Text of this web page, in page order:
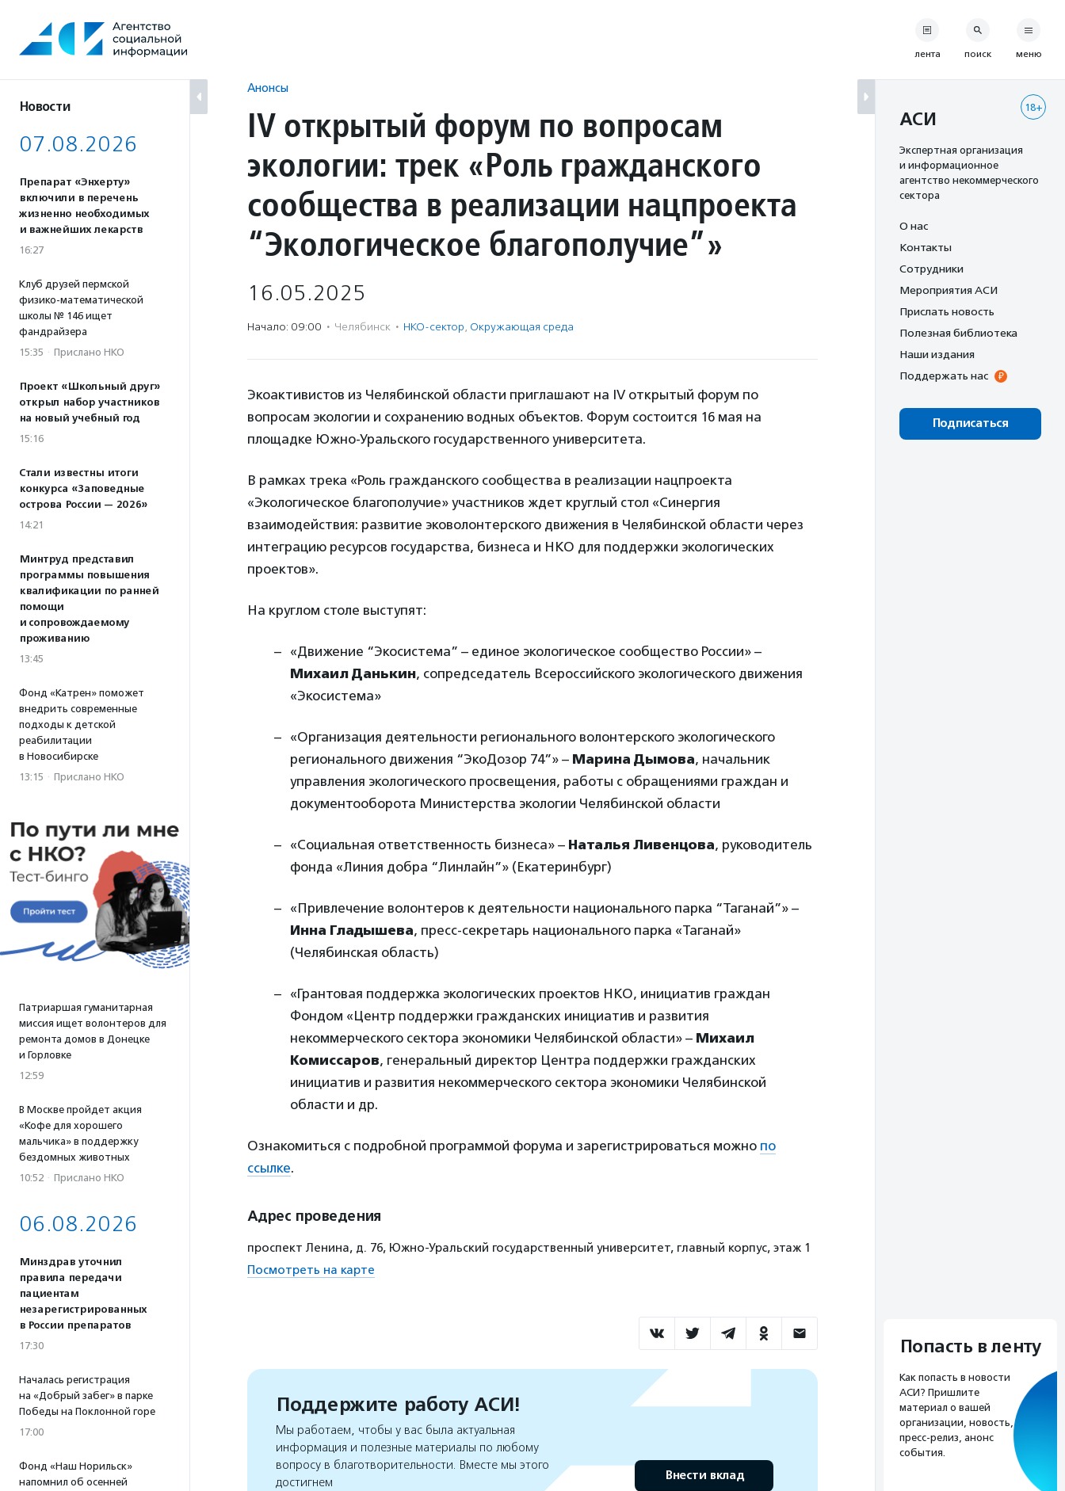
содержанию
Новости
07.08.2026
Препарат «Энхерту»
включили в перечень
жизненно необходимых
и важнейших лекарств
16:27
Клуб друзей пермской
физико-математической
школы № 146 ищет
фандрайзера
15:35 · Прислано НКО
Проект «Школьный друг»
открыл набор участников
на новый учебный год
15:16
Стали известны итоги
конкурса «Заповедные
острова России — 2026»
14:21
Минтруд представил
программы повышения
квалификации по ранней
помощи
и сопровождаемому
проживанию
13:45
Фонд «Катрен» поможет
внедрить современные
подходы к детской
реабилитации
в Новосибирске
13:15 · Прислано НКО
Патриаршая гуманитарная
миссия ищет волонтеров для
ремонта домов в Донецке
и Горловке
12:59
В Москве пройдет акция
«Кофе для хорошего
мальчика» в поддержку
бездомных животных
10:52 · Прислано НКО
06.08.2026
Минздрав уточнил
правила передачи
пациентам
незарегистрированных
в России препаратов
17:30
Началась регистрация
на «Добрый забег» в парке
Победы на Поклонной горе
17:00
Фонд «Наш Норильск»
напомнил об осенней
Анонсы
IV открытый форум по вопросам
экологии: трек «Роль гражданского
сообщества в реализации нацпроекта
“Экологическое благополучие”»
16.05.2025
Начало: 09:00 · Челябинск · НКО-сектор, Окружающая среда
Экоактивистов из Челябинской области приглашают на IV открытый форум по
вопросам экологии и сохранению водных объектов. Форум состоится 16 мая на
площадке Южно-Уральского государственного университета.
В рамках трека «Роль гражданского сообщества в реализации нацпроекта
«Экологическое благополучие» участников ждет круглый стол «Синергия
взаимодействия: развитие эковолонтерского движения в Челябинской области через
интеграцию ресурсов государства, бизнеса и НКО для поддержки экологических
проектов».
На круглом столе выступят:
«Движение “Экосистема” – единое экологическое сообщество России» –
Михаил Данькин, сопредседатель Всероссийского экологического движения
«Экосистема»
«Организация деятельности регионального волонтерского экологического
регионального движения “ЭкоДозор 74”» – Марина Дымова, начальник
управления экологического просвещения, работы с обращениями граждан и
документооборота Министерства экологии Челябинской области
«Социальная ответственность бизнеса» – Наталья Ливенцова, руководитель
фонда «Линия добра “Линлайн”» (Екатеринбург)
«Привлечение волонтеров к деятельности национального парка “Таганай”» –
Инна Гладышева, пресс-секретарь национального парка «Таганай»
(Челябинская область)
«Грантовая поддержка экологических проектов НКО, инициатив граждан
Фондом «Центр поддержки гражданских инициатив и развития
некоммерческого сектора экономики Челябинской области» – Михаил
Комиссаров, генеральный директор Центра поддержки гражданских
инициатив и развития некоммерческого сектора экономики Челябинской
области и др.
Ознакомиться с подробной программой форума и зарегистрироваться можно по
ссылке.
Адрес проведения
проспект Ленина, д. 76, Южно-Уральский государственный университет, главный корпус, этаж 1
Посмотреть на карте
Поддержите работу АСИ!
Мы работаем, чтобы у вас была актуальная
информация и полезные материалы по любому
вопросу в благотворительности. Вместе мы этого
достигнем
Внести вклад
лента поиск меню
18+
АСИ
Экспертная организация
и информационное
агентство некоммерческого
сектора
О нас
Контакты
Сотрудники
Мероприятия АСИ
Прислать новость
Полезная библиотека
Наши издания
Поддержать нас
Подписаться
Попасть в ленту
Как попасть в новости
АСИ? Пришлите
материал о вашей
организации, новость,
пресс-релиз, анонс
события.